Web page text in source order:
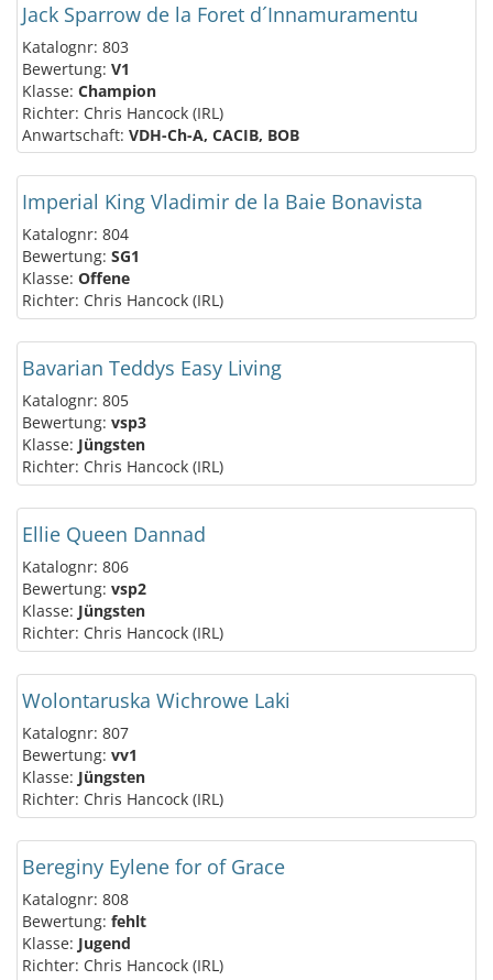
Jack Sparrow de la Foret d´Innamuramentu
Katalognr: 803
Bewertung: V1
Klasse: Champion
Richter: Chris Hancock (IRL)
Anwartschaft: VDH-Ch-A, CACIB, BOB
Imperial King Vladimir de la Baie Bonavista
Katalognr: 804
Bewertung: SG1
Klasse: Offene
Richter: Chris Hancock (IRL)
Bavarian Teddys Easy Living
Katalognr: 805
Bewertung: vsp3
Klasse: Jüngsten
Richter: Chris Hancock (IRL)
Ellie Queen Dannad
Katalognr: 806
Bewertung: vsp2
Klasse: Jüngsten
Richter: Chris Hancock (IRL)
Wolontaruska Wichrowe Laki
Katalognr: 807
Bewertung: vv1
Klasse: Jüngsten
Richter: Chris Hancock (IRL)
Bereginy Eylene for of Grace
Katalognr: 808
Bewertung: fehlt
Klasse: Jugend
Richter: Chris Hancock (IRL)